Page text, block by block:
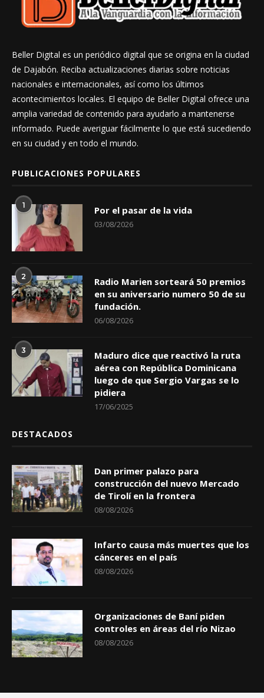
Beller Digital es un periódico digital que se origina en la ciudad
de Dajabón. Reciba actualizaciones diarias sobre noticias
nacionales e internacionales, así como los últimos
acontecimientos locales. El equipo de Beller Digital ofrece una
amplia variedad de contenido para ayudarlo a mantenerse
informado. Puede averiguar fácilmente lo que está sucediendo
en su ciudad y en todo el mundo.
PUBLICACIONES POPULARES
1 Por el pasar de la vida
03/08/2026
2
Radio Marien sorteará 50 premios
en su aniversario numero 50 de su
fundación.
06/08/2026
3
Maduro dice que reactivó la ruta
aérea con República Dominicana
luego de que Sergio Vargas se lo
pidiera
17/06/2025
DESTACADOS
Dan primer palazo para
construcción del nuevo Mercado
de Tirolí en la frontera
08/08/2026
Infarto causa más muertes que los
cánceres en el país
08/08/2026
Organizaciones de Baní piden
controles en áreas del río Nizao
08/08/2026